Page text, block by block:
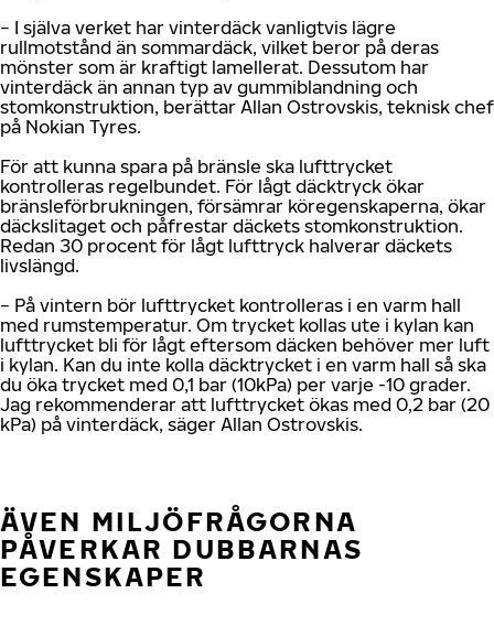
− I själva verket har vinterdäck vanligtvis lägre
rullmotstånd än sommardäck, vilket beror på deras
mönster som är kraftigt lamellerat. Dessutom har
vinterdäck än annan typ av gummiblandning och
stomkonstruktion, berättar Allan Ostrovskis, teknisk chef
på Nokian Tyres.
För att kunna spara på bränsle ska lufttrycket
kontrolleras regelbundet. För lågt däcktryck ökar
bränsleförbrukningen, försämrar köregenskaperna, ökar
däckslitaget och påfrestar däckets stomkonstruktion.
Redan 30 procent för lågt lufttryck halverar däckets
livslängd.
− På vintern bör lufttrycket kontrolleras i en varm hall
med rumstemperatur. Om trycket kollas ute i kylan kan
lufttrycket bli för lågt eftersom däcken behöver mer luft
i kylan. Kan du inte kolla däcktrycket i en varm hall så ska
du öka trycket med 0,1 bar (10kPa) per varje -10 grader.
Jag rekommenderar att lufttrycket ökas med 0,2 bar (20
kPa) på vinterdäck, säger Allan Ostrovskis.
ÄVEN MILJÖFRÅGORNA
PÅVERKAR DUBBARNAS
EGENSKAPER